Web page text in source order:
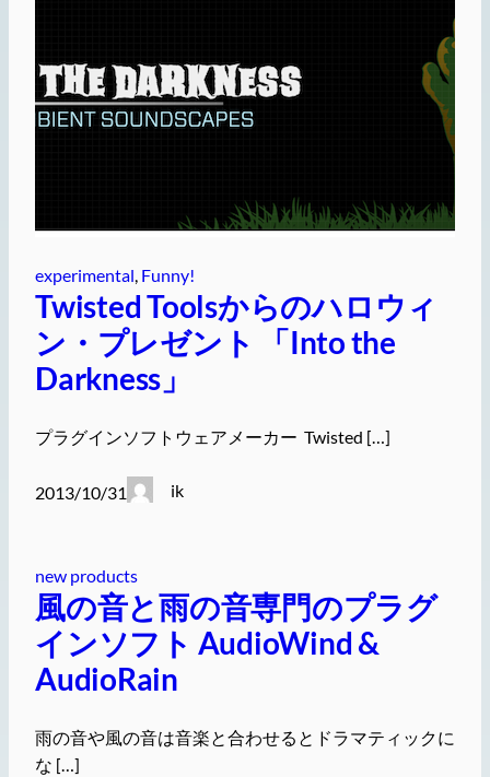
experimental, Funny!
Twisted Toolsからのハロウィ
ン・プレゼント 「Into the
Darkness」
プラグインソフトウェアメーカー Twisted […]
2013/10/31 ik
new products
風の音と雨の音専門のプラグ
インソフト AudioWind &
AudioRain
雨の音や風の音は音楽と合わせるとドラマティックに
な […]